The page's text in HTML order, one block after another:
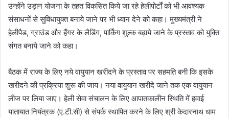
उन्होंने उड़ान योजना के तहत विकसित किये जा रहे हेलीपोर्टों को भी आवश्यक
संसाधनों से सुविधायुक्त बनाये जाने पर भी ध्यान देने को कहा। मुख्यमंत्री ने
हेलीपैड, ग्राउंड और हैंगर के लैडिंग, पार्किंग शुल्क बढ़ाये जाने के प्रस्ताव को युक्ति
संगत बनाये जाने को कहा।
बैठक में राज्य के लिए नये वायुयान खरीदने के प्रस्ताव पर सहमति बनी कि इसके
खरीदने की प्रक्रिया शुरू की जाय। नया वायुयान खरीदे जाने तक एक वायुयान
लीज पर लिया जाए। हेली सेवा संचालन के लिए आपातकालीन स्थिति में हवाई
यातायात नियंत्रक (ए.टी.सी) से संपर्क स्थापित करने के लिए श्री केदारनाथ धाम